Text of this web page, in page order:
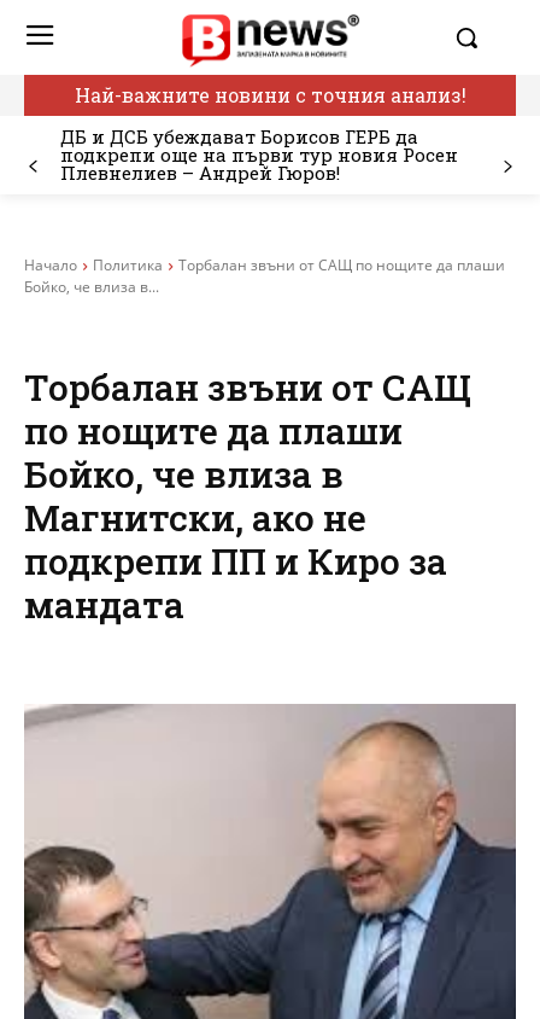
Най-важните новини с точния анализ!
ДБ и ДСБ убеждават Борисов ГЕРБ да
подкрепи още на първи тур новия Росен
Плевнелиев – Андрей Гюров!
Начало Политика
Торбалан звъни от САЩ по нощите да плаши
Бойко, че влиза в...
Торбалан звъни от САЩ
по нощите да плаши
Бойко, че влиза в
Магнитски, ако не
подкрепи ПП и Киро за
мандата